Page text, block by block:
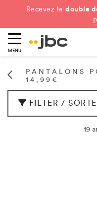
Recevez ledouble
MENU
PANTALONS
14,99€
FILTER /
19